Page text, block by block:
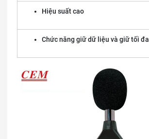
Hiệu suất cao
Chức năng giữ dữ liệu và giữ tối đa